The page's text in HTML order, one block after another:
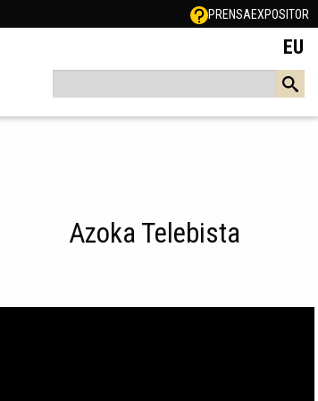
PRENSAEXPOSITOR
EU
Azoka Telebista